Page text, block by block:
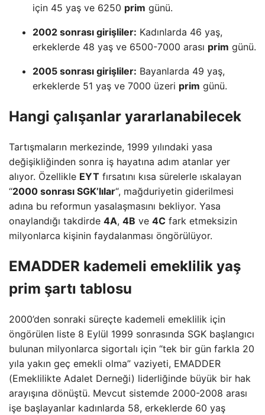
için 45 yaş ve 6250 prim günü.
2002 sonrası girişliler: Kadınlarda 46 yaş,
erkeklerde 48 yaş ve 6500-7000 arası prim günü.
2005 sonrası girişliler: Bayanlarda 49 yaş,
erkeklerde 51 yaş ve 7000 üzeri prim günü.
Hangi çalışanlar yararlanabilecek
Tartışmaların merkezinde, 1999 yılındaki yasa
değişikliğinden sonra iş hayatına adım atanlar yer
alıyor. Özellikle EYT fırsatını kısa sürelerle ıskalayan
“2000 sonrası SGK’lılar“, mağduriyetin giderilmesi
adına bu reformun yasalaşmasını bekliyor. Yasa
onaylandığı takdirde 4A, 4B ve 4C fark etmeksizin
milyonlarca kişinin faydalanması öngörülüyor.
EMADDER kademeli emeklilik yaş
prim şartı tablosu
2000’den sonraki süreçte kademeli emeklilik için
öngörülen liste 8 Eylül 1999 sonrasında SGK başlangıcı
bulunan milyonlarca sigortalı için “tek bir gün farkla 20
yıla yakın geç emekli olma” vaziyeti, EMADDER
(Emeklilikte Adalet Derneği) liderliğinde büyük bir hak
arayışına dönüştü. Mevcut sistemde 2000-2008 arası
işe başlayanlar kadınlarda 58, erkeklerde 60 yaş